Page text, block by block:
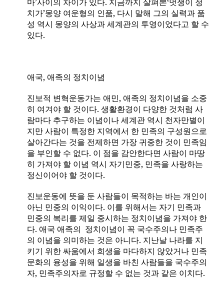
치가’몽양 여운형의 인품, 다시 말해 그의 실력과 품
성 역시 몽양의 사상과 세계관의 투영이었다고 할 수
있다.
애국, 애족의 정치이념
진보적 변혁운동가는 애민, 애족의 정치이념을 소중
히 여겨야 할 것이다. 생활환경이 다양한 것처럼 사
람마다 추구하는 이념이나 세계관 역시 천자만별이
지만 사람이 특정한 지역에서 한 민족의 구성원으로
살아간다는 것을 전제하면 가장 귀중한 것이 민족임
을 부인할 수 없다. 이 점을 감안한다면 사람이 마땅
히 가져야 할 이념 역시 자기민중, 민족을 사랑하는
정신이어야 할 것이다.
진보운동에 뜻을 둔 사람들이 목적하는 바는 개인이
아닌 민중의 이익이다. 이를 위해서는 자기 민족과
민중의 복리를 제일 중시하는 정치이념을 가져야 한
다. 애국 애족의 정치이념이 꼭 국수주의나 민족주
의 이념을 의미하는 것은 아니다. 지난날 나라를 지
키기 위한 싸움에서 희생을 마다하지 않았거나 민족
문화의 융성을 위해 일생을 바친 사람들을 국수주의
자, 민족주의자로 규정할 수 없는 것과 같은 이치다.